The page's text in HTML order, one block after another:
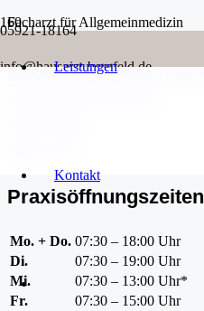
05921-18164
info@hausarzt-bergfeld.de
Leistungen
Kontakt
Facharzt für Allgemeinmedizin
Schulstraße 1, 48527
Praxisöffnungszeiten
Mo. + Do. 07:30 – 18:00 Uhr
Di.
07:30 – 19:00 Uhr
Mi.
07:30 – 13:00 Uhr*
Fr.
07:30 – 15:00 Uhr